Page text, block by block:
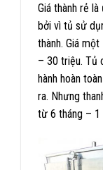
Giá thành rẻ
bởi vì tủ sử
thành. Giá một
– 30 triệu. Tủ
hành hoàn
ra. Nhưng
từ 6 tháng – 1